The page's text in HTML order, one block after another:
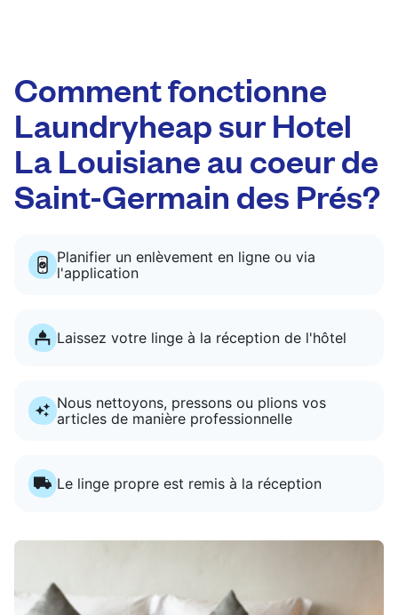
Comment fonctionne
Laundryheap sur Hotel
La Louisiane au coeur de
Saint-Germain des Prés?
Planifier un enlèvement en ligne ou via
l'application
Laissez votre linge à la réception de l'hôtel
Nous nettoyons, pressons ou plions vos
articles de manière professionnelle
Le linge propre est remis à la réception